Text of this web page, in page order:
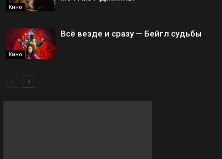
Кино
Кино
Всё везде и сразу — Бейгл судьбы